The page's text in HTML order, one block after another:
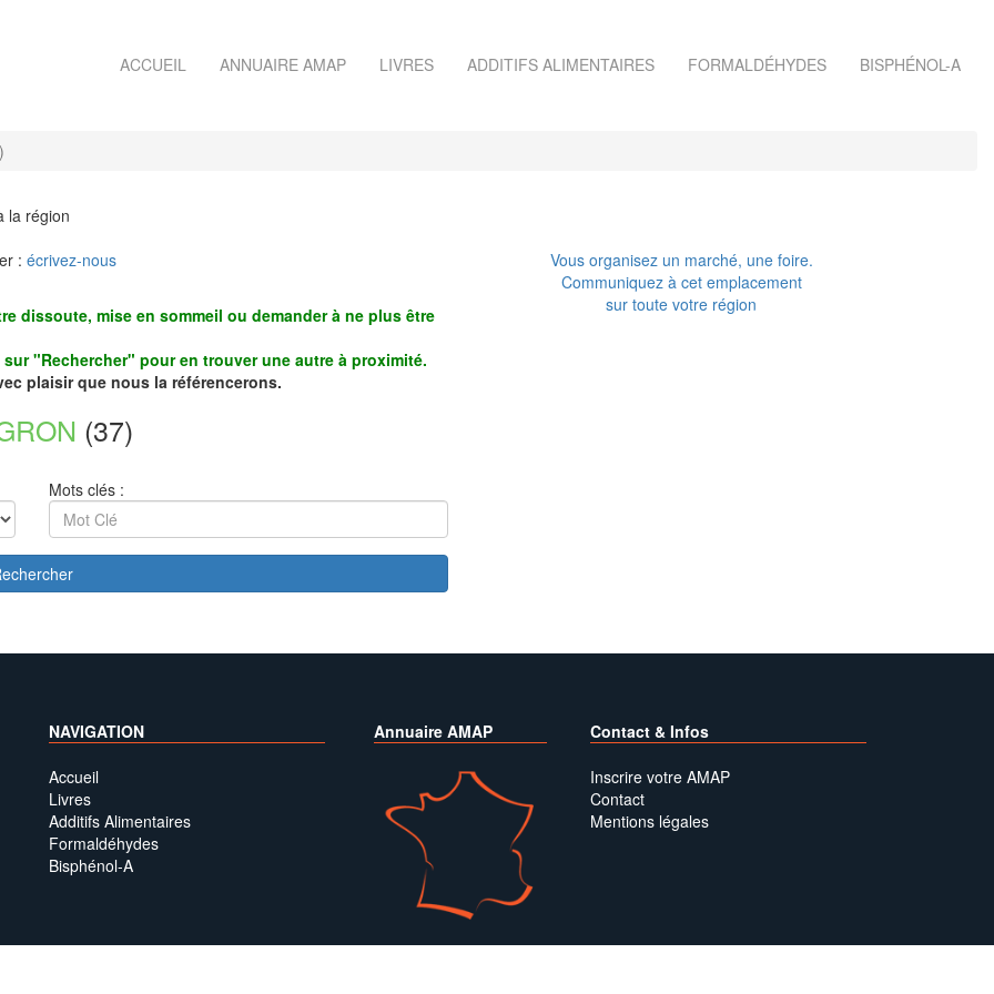
ACCUEIL ANNUAIRE AMAP LIVRES ADDITIFS ALIMENTAIRES FORMALDÉHYDES BISPHÉNOL-A
la région
: écrivez-nous
dissoute, mise en sommeil ou demander à ne plus être
"Rechercher" pour en trouver une autre à proximité.
plaisir que nous la référencerons.
(37)
Mots clés :
Vous organisez un marché, une foire.
Communiquez à cet emplacement
sur toute votre région
NAVIGATION
Accueil
Livres
Additifs Alimentaires
Formaldéhydes
Bisphénol-A
Annuaire AMAP Contact & Infos
Inscrire votre AMAP
Contact
Mentions légales